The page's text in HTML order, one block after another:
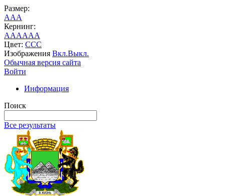
Размер:
AAA
Кернинг:
AAAAAA
Цвет: CCC
Изображения Вкл.Выкл.
Обычная версия сайта
Войти
Информация
Поиск
Все результаты